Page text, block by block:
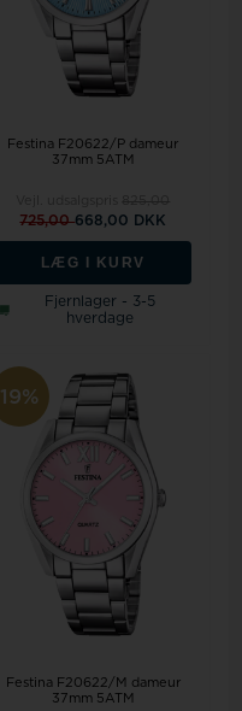
Festina F20622/P dameur
37mm 5ATM
725,00668,00 DKK
LÆG I KURV
Fjernlager - 3-5
hverdage
19%
Festina F20622/M dameur
37mm 5ATM